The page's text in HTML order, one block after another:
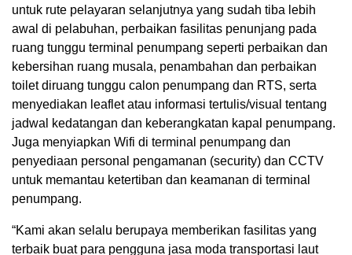
untuk rute pelayaran selanjutnya yang sudah tiba lebih
awal di pelabuhan, perbaikan fasilitas penunjang pada
ruang tunggu terminal penumpang seperti perbaikan dan
kebersihan ruang musala, penambahan dan perbaikan
toilet diruang tunggu calon penumpang dan RTS, serta
menyediakan leaflet atau informasi tertulis/visual tentang
jadwal kedatangan dan keberangkatan kapal penumpang.
Juga menyiapkan Wifi di terminal penumpang dan
penyediaan personal pengamanan (security) dan CCTV
untuk memantau ketertiban dan keamanan di terminal
penumpang.
“Kami akan selalu berupaya memberikan fasilitas yang
terbaik buat para pengguna jasa moda transportasi laut